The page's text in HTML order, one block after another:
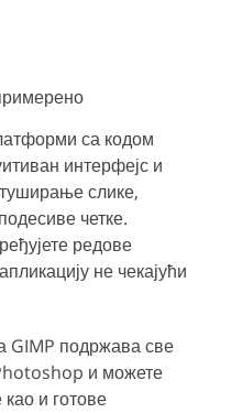
са кодом
интерфејс и
слике,
четке.
редове
не чекајући
GIMP подржава све
и можете
и готове